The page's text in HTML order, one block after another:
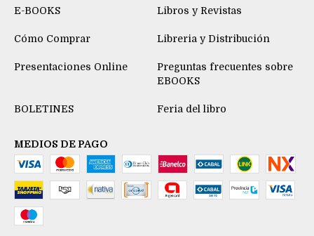
E-BOOKS Libros y Revistas
Cómo Comprar Libreria y Distribución
Presentaciones Online
Preguntas frecuentes sobre
EBOOKS
BOLETINES Feria del libro
MEDIOS DE PAGO